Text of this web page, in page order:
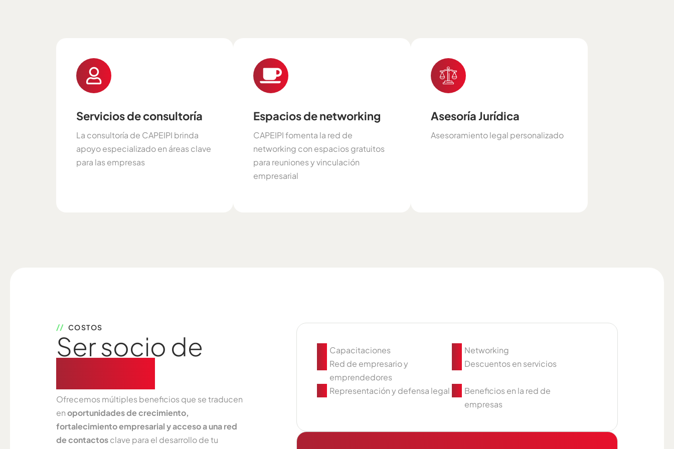
Servicios de consultoría
La consultoría de CAPEIPI brinda
apoyo especializado en áreas clave
para las empresas
Espacios de networking
CAPEIPI fomenta la red de
networking con espacios gratuitos
para reuniones y vinculación
empresarial
Asesoría Jurídica
Asesoramiento legal personalizado
COSTOS
Ser socio de
Ofrecemos múltiples beneficios que se traducen
enoportunidades de crecimiento,
fortalecimiento empresarial y acceso a una red
de contactosclave para el desarrollo de tu
Capacitaciones
Networking
Red de empresario y
emprendedores
Descuentos en servicios
Representación y defensa legal
Beneficios en la red de
empresas